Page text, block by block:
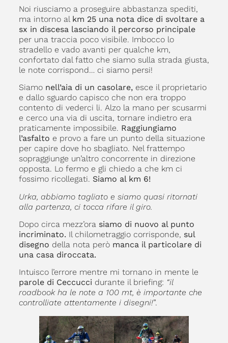
Noi riusciamo a proseguire abbastanza spediti,
ma intorno al km 25 una nota dice di svoltare a
sx in discesa lasciando il percorso principale
per una traccia poco visibile. Imbocco lo
stradello e vado avanti per qualche km,
confortato dal fatto che siamo sulla strada giusta,
le note corrispond… ci siamo persi!
Siamo nell’aia di un casolare,esce il proprietario
e dallo sguardo capisco che non era troppo
contento di vederci li. Alzo la mano per scusarmi
e cerco una via di uscita, tornare indietro era
praticamente impossibile. Raggiungiamo
l’asfalto e provo a fare un punto della situazione
per capire dove ho sbagliato. Nel frattempo
sopraggiunge un’altro concorrente in direzione
opposta. Lo fermo e gli chiedo a che km ci
fossimo ricollegati. Siamo al km 6!
Urka, abbiamo tagliato e siamo quasi ritornati
alla partenza, ci tocca rifare il giro.
Dopo circa mezz’ora siamo di nuovo al punto
incriminato. Il chilometraggio corrisponde, sul
disegno della nota però manca il particolare di
una casa diroccata.
Intuisco l’errore mentre mi tornano in mente le
parole di Ceccucci durante il briefing: “il
roadbook ha le note a 100 mt, è importante che
controlliate attentamente i disegni!”.